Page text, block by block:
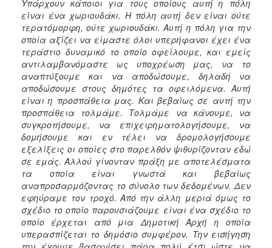
Υπάρχουν κάποιοι για τους οποίους αυτή η πόλη
είναι ένα χωριουδάκι. Η πόλη αυτή δεν είναι ούτε
τερατόμορφη, ούτε χωριουδάκι. Αυτή η πόλη για την
οποία αξίζει να είμαστε όλοι υπερήφανοι έχει ένα
τεράστιο δυναμικό το οποίο οφείλουμε, και εμείς
αντιλαμβανόμαστε ως υποχρέωση μας, να το
αναπτύξουμε και να αποδώσουμε, δηλαδή να
αποδώσουμε στους δημότες τα οφειλόμενα. Αυτή
είναι η προσπάθεια μας. Και βεβαίως σε αυτή την
προσπάθεια τολμάμε. Τολμάμε να κάνουμε, να
συγκροτήσουμε, να επιχειρηματολογήσουμε, να
δομήσουμε και εν τέλει να δρομολογήσουμε
εξελίξεις οι οποίες στο παρελθόν ψιθυρίζονταν εδώ
σε εμάς. Αλλού γίνονταν πράξη με αποτελέσματα
τα οποία είναι γνωστά και βεβαίως
αναπροσαρμόζοντας το σύνολο των δεδομένων. Δεν
εφηύραμε τον τροχό. Από την άλλη μεριά όμως το
σχέδιο το οποίο παρουσιάζουμε είναι ένα σχέδιο το
οποίο έρχεται από μια Δημοτική Αρχή η οποία
υπερασπίζεται το δημόσιο συμφέρον. Την εισήγηση